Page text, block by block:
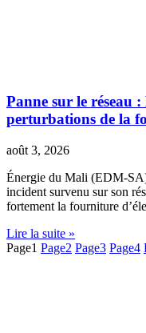
Panne sur le réseau
perturbations de la
août 3, 2026
Énergie du Mali (EDM-
incident survenu sur son
fortement la fourniture
Lire la suite »
Page1 Page2 Page3 Page4